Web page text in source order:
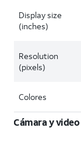
Display size
(inches)
Resolution
(pixels)
Colores
Cámara y video